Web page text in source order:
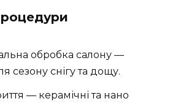
обробка салону —
сезону снігу та дощу.
— керамічні та нано